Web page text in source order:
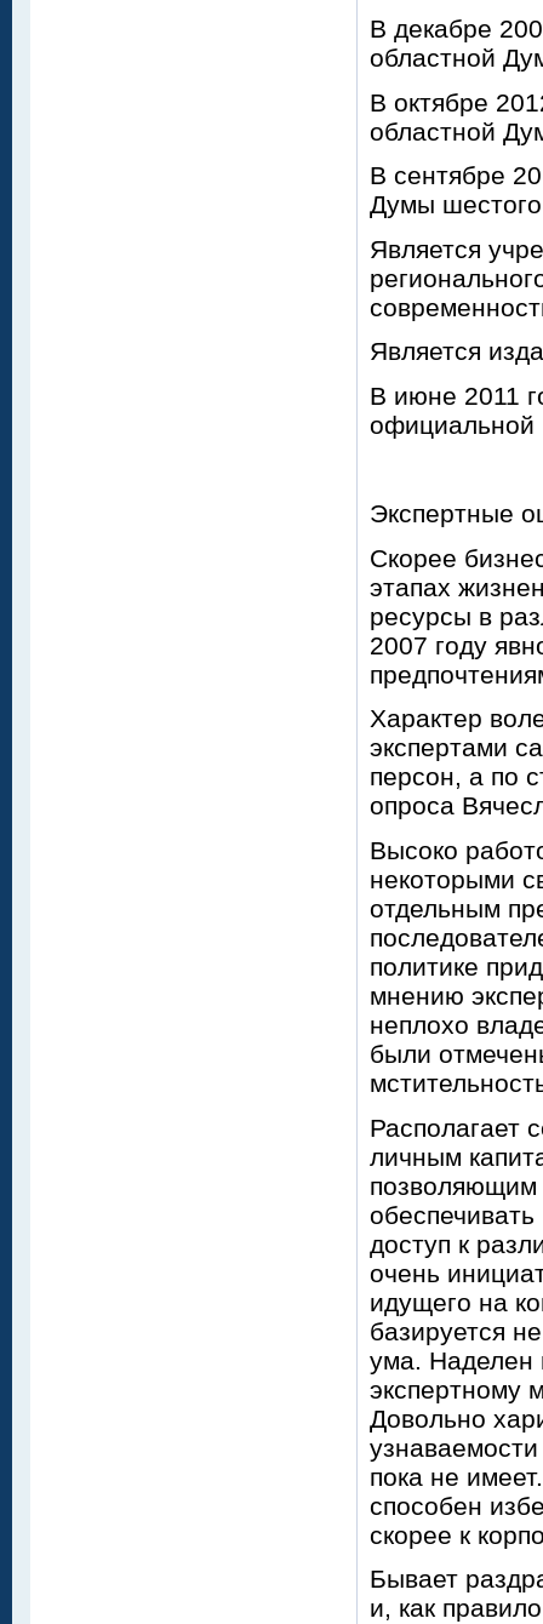
В декабре
областной
В октябре
областной
В сентябре
Думы
Является
Является
В июне 2011
официальной
Экспертные
Скорее
этапах
ресурсы в
2007 году
Характер
экспертами
персон, а по
опроса
Высоко
некоторыми
отдельным
политике
мнению
неплохо
были
Располагает
личным
позволяющим
доступ к
очень
идущего на
базируется
ума. Наделен
экспертному
Довольно
пока не
способен
скорее к
Бывает
и, как